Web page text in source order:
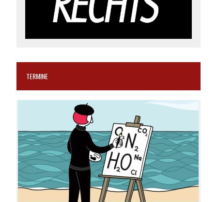
TERMINE